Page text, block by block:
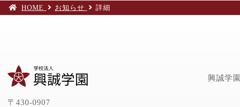
HOME お知らせ 詳細
〒430-0907
興誠学